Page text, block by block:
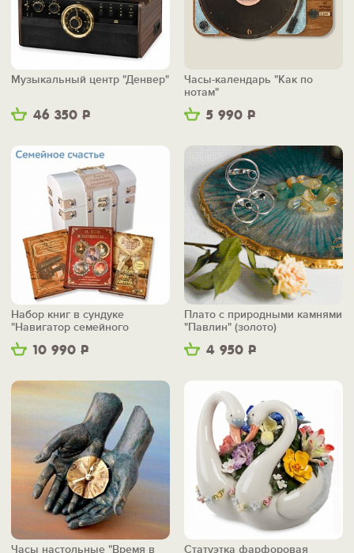
46 350 Р
Музыкальный центр "Денвер"
5 990 Р
Часы-календарь "Как по
нотам"
10 990 Р
Набор книг в сундуке
"Навигатор семейного
счастья"
4 950 Р
Плато с природными камнями
"Павлин" (золото)
Часы настольные "Время в
Статуэтка фарфоровая